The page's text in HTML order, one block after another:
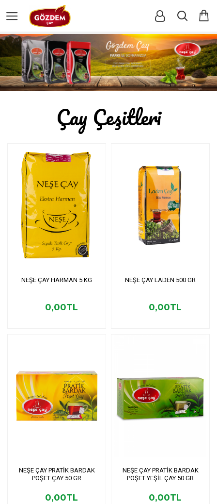
Çay Çeşitleri
NEŞE ÇAY HARMAN 5 KG
0,00TL
NEŞE ÇAY LADEN 500 GR
0,00TL
NEŞE ÇAY PRATİK BARDAK
POŞET ÇAY 50 GR
0,00TL
NEŞE ÇAY PRATİK BARDAK
POŞET YEŞİL ÇAY 50 GR
0,00TL